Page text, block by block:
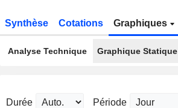
Synthèse Cotations Graphiques
Analyse Technique Graphique Statique
Durée Période